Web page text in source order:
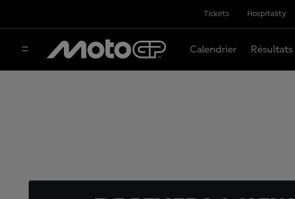
Tickets Hospitality
Calendrier Résultats